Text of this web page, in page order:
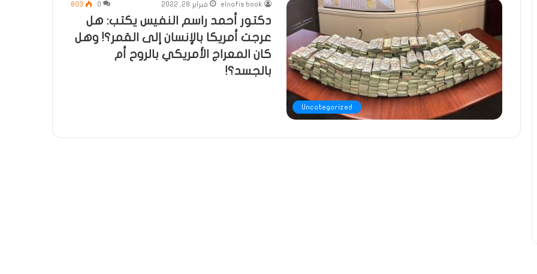
Uncategorized
elnafis book فبراير 28, 2022 0
803
دكتور أحمد راسم النفيس يكتب: هل
عرجت أمريكا بالإنسان إلى القمر؟! وهل
كان المعراج الأمريكي بالروح أم
بالجسد؟!